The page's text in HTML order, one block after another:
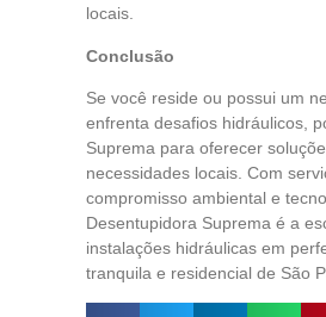
locais.
Conclusão
Se você reside ou possui um
enfrenta desafios hidráulicos,
Suprema para oferecer
necessidades locais. Com
compromisso ambiental e
Desentupidora Suprema é a
instalações hidráulicas em
tranquila e residencial de São